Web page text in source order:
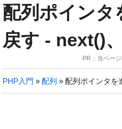
jQuery
jQueryプラグイン
WordPress
配列ポインタ
戻す - next()
PR：当ペー
PHP入門 » 配列 » 配列ポインタを